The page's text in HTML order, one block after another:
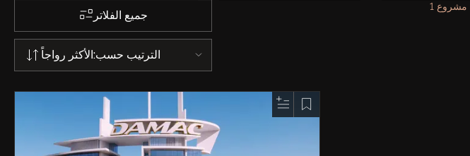
جميع الفلاتر
1 مشروع
الأكثر رواجاًالترتيب حسب: